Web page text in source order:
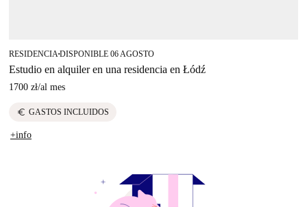
RESIDENCIA■DISPONIBLE 06 AGOSTO
Estudio en alquiler en una residencia en Łódź
1700 zł/al mes
euro GASTOS INCLUIDOS
+info